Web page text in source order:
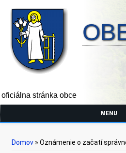
oficiálna stránka obce
MENU
Nachádzate sa tu
Domov » Oznámenie o začatí